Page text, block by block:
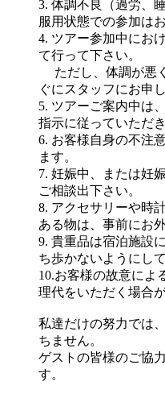
3. 体調不良（過労、
服用状態での参加は
4. ツアー参加中にお
て行って下さい。
ただし、体調が悪
ぐにスタッフにお申
5. ツアーご案内中は
指示に従っていただ
6. お客様自身の不注
ます。
7. 妊娠中、または妊
ご相談出下さい。
8. アクセサリーや時
ある物は、事前にお
9. 貴重品は宿泊施設
ち歩かないようにし
10.お客様の故意によ
理代をいただく場合
私達だけの努力では
ちません。
ゲストの皆様のご協
す。